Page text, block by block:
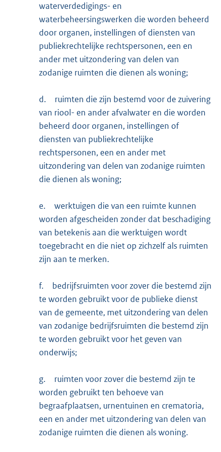
waterverdedigings- en
waterbeheersingswerken die worden beheerd
door organen, instellingen of diensten van
publiekrechtelijke rechtspersonen, een en
ander met uitzondering van delen van
zodanige ruimten die dienen als woning;
d.
ruimten die zijn bestemd voor de zuivering
van riool- en ander afvalwater en die worden
beheerd door organen, instellingen of
diensten van publiekrechtelijke
rechtspersonen, een en ander met
uitzondering van delen van zodanige ruimten
die dienen als woning;
e.
werktuigen die van een ruimte kunnen
worden afgescheiden zonder dat beschadiging
van betekenis aan die werktuigen wordt
toegebracht en die niet op zichzelf als ruimten
zijn aan te merken.
f.
bedrijfsruimten voor zover die bestemd zijn
te worden gebruikt voor de publieke dienst
van de gemeente, met uitzondering van delen
van zodanige bedrijfsruimten die bestemd zijn
te worden gebruikt voor het geven van
onderwijs;
g.
ruimten voor zover die bestemd zijn te
worden gebruikt ten behoeve van
begraafplaatsen, urnentuinen en crematoria,
een en ander met uitzondering van delen van
zodanige ruimten die dienen als woning.